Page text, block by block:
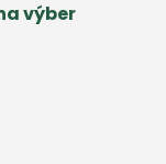
výber